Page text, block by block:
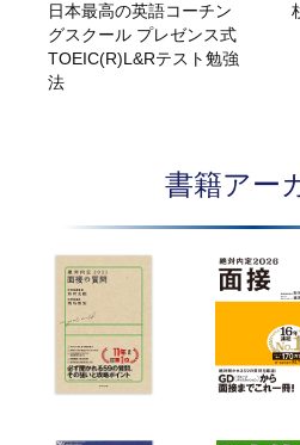
日本最高の英語コーチン
グスクール プレゼンス式
TOEIC(R)L&Rテスト勉強
法
書籍アー